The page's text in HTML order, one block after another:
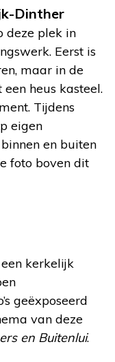
Dinther
deze plek in
Eerst is
maar in de
heus kasteel.
Tijdens
eigen
en buiten
foto boven dit
kerkelijk
geëxposeerd
van deze
en Buitenlui.